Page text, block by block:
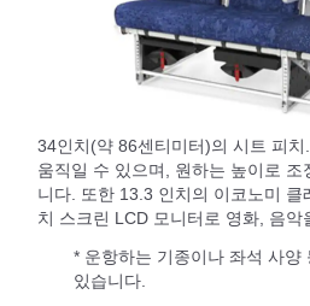
34인치(약 86센티미터)의 시트 피
움직일 수 있으며, 원하는 높이로 조
니다. 또한 13.3 인치의 이코노미 클
치 스크린 LCD 모니터로 영화, 음악
* 운항하는 기종이나 좌석 사양
있습니다.